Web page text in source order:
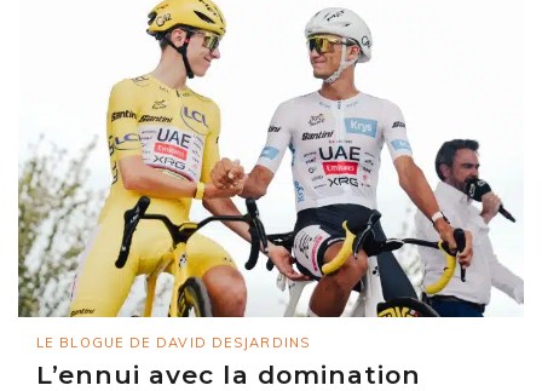
LE BLOGUE DE DAVID DESJARDINS
L’ennui avec la domination